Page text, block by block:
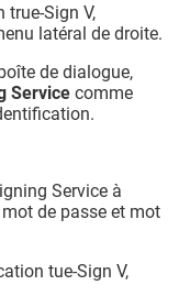
true-Sign V,
latéral de droite.
de dialogue,
Service comme
Service à
mot de passe et mot
tue-Sign V,